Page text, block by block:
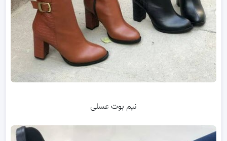
نیم بوت عسلی